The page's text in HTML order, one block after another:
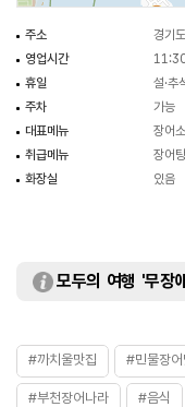
주소
경기
영업시간
휴일
설·추
주차
가능
대표메뉴
장어
취급메뉴
장어
화장실
있음
모두의 여행 '무장
#까치울맛집 #민물장어
#부천장어나라 #음식